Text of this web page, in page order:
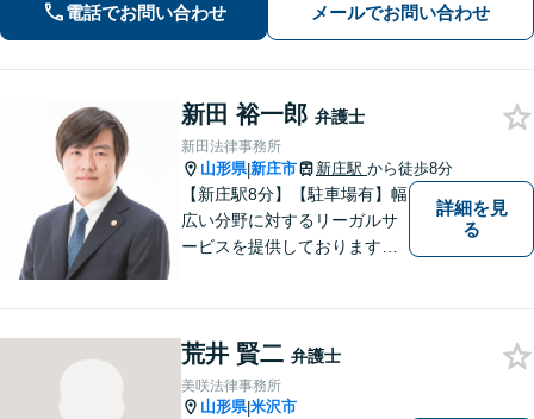
電話でお問い合わせ メールでお問い合わせ
新田 裕一郎 弁護士
新田法律事務所
山形県|新庄市 新庄駅 から徒歩8分
【新庄駅8分】【駐車場有】幅
広い分野に対するリーガルサ
ービスを提供しております。
を常に意識し、依頼者のお悩
み解決に全力を注ぎます。ま
ずは、お気軽にご相談くださ
詳細を見
る
荒井 賢二 弁護士
美咲法律事務所
山形県|米沢市